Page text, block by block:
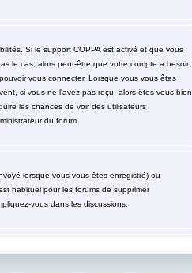
Si le support COPPA est activé et que vous
le cas, alors peut-être que votre compte a besoin
vous connecter. Lorsque vous vous êtes
si vous ne l'avez pas reçu, alors êtes-vous bien
les chances de voir des utilisateurs
du forum.
lorsque vous vous êtes enregistré) ou
habituel pour les forums de supprimer
vous dans les discussions.